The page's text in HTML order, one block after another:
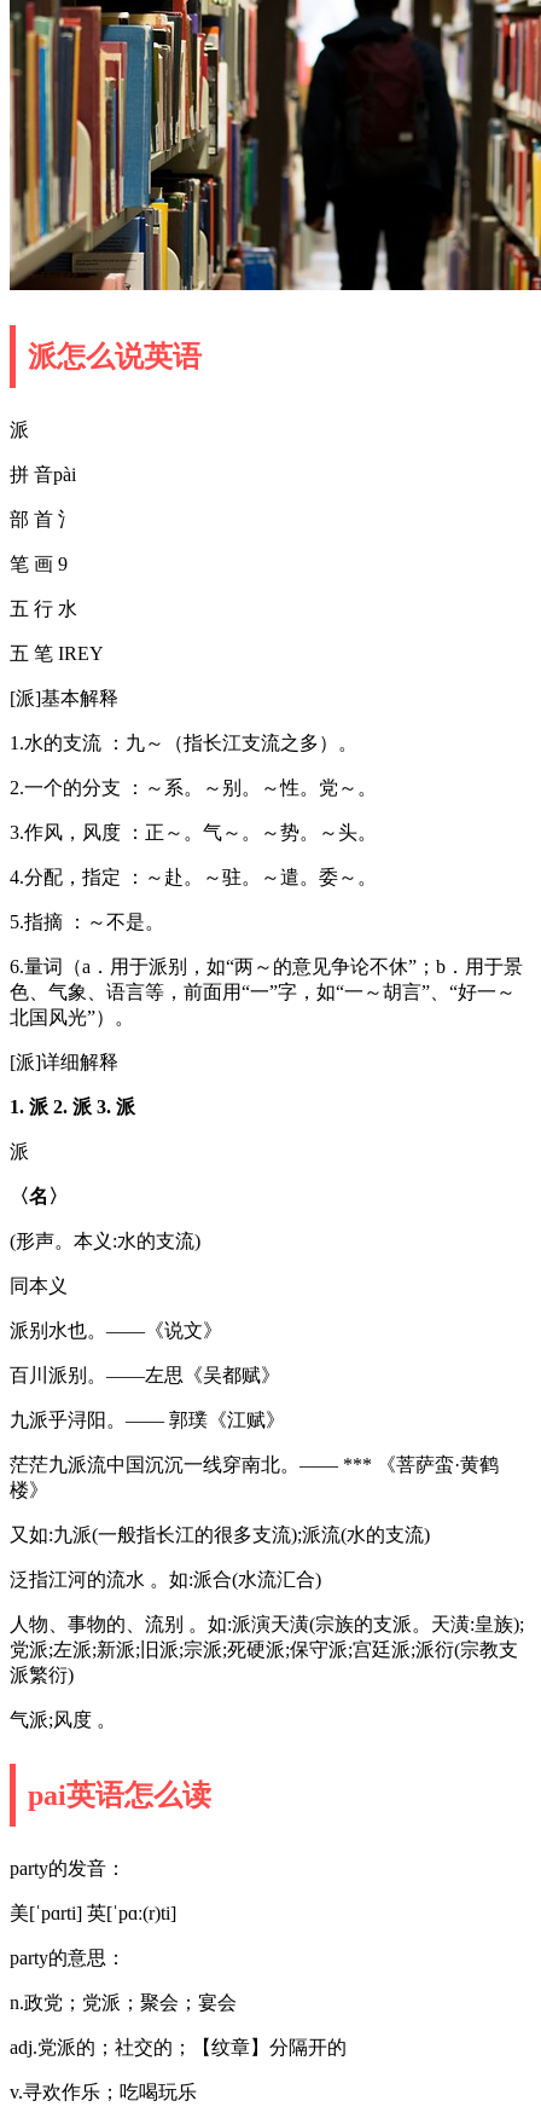
派怎么说英语
派
拼 音pài
部 首 氵
笔 画 9
五 行 水
五 笔 IREY
[派]基本解释
1.水的支流 ：九～（指长江支流之多）。
2.一个的分支 ：～系。～别。～性。党～。
3.作风，风度 ：正～。气～。～势。～头。
4.分配，指定 ：～赴。～驻。～遣。委～。
5.指摘 ：～不是。
6.量词（a．用于派别，如“两～的意见争论不休”；b．用于景
色、气象、语言等，前面用“一”字，如“一～胡言”、“好一～
北国风光”）。
[派]详细解释
1. 派 2. 派 3. 派
派
〈名〉
(形声。本义:水的支流)
同本义
派别水也。——《说文》
百川派别。——左思《吴都赋》
九派乎浔阳。—— 郭璞《江赋》
茫茫九派流中国沉沉一线穿南北。—— *** 《菩萨蛮·黄鹤
楼》
又如:九派(一般指长江的很多支流);派流(水的支流)
泛指江河的流水 。如:派合(水流汇合)
人物、事物的、流别 。如:派演天潢(宗族的支派。天潢:皇族);
党派;左派;新派;旧派;宗派;死硬派;保守派;宫廷派;派衍(宗教支
派繁衍)
气派;风度 。
pai英语怎么读
party的发音：
美[ˈpɑrti] 英[ˈpɑː(r)ti]
party的意思：
n.政党；党派；聚会；宴会
adj.党派的；社交的；【纹章】分隔开的
v.寻欢作乐；吃喝玩乐